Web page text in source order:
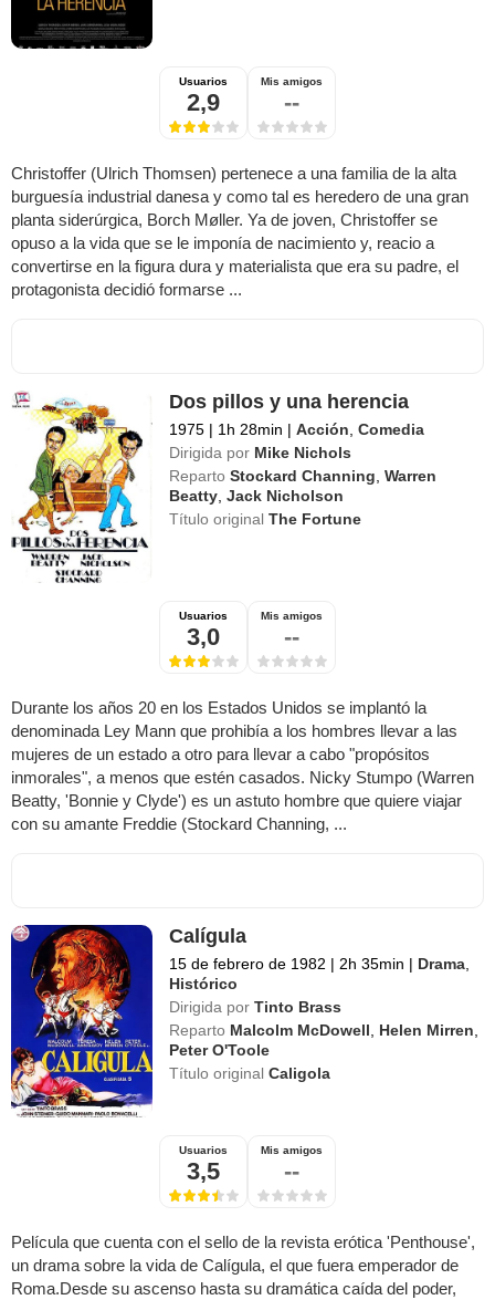
Usuarios
2,9
Mis amigos
--
Christoffer (Ulrich Thomsen) pertenece a una familia de la alta
burguesía industrial danesa y como tal es heredero de una gran
planta siderúrgica, Borch Møller. Ya de joven, Christoffer se
opuso a la vida que se le imponía de nacimiento y, reacio a
convertirse en la figura dura y materialista que era su padre, el
protagonista decidió formarse ...
Dos pillos y una herencia
1975 | 1h 28min | Acción ,Comedia
Dirigida por Mike Nichols
Reparto Stockard Channing ,Warren
Beatty ,Jack Nicholson
Título originalThe Fortune
Usuarios
3,0
Mis amigos
--
Durante los años 20 en los Estados Unidos se implantó la
denominada Ley Mann que prohibía a los hombres llevar a las
mujeres de un estado a otro para llevar a cabo "propósitos
inmorales", a menos que estén casados. Nicky Stumpo (Warren
Beatty, 'Bonnie y Clyde') es un astuto hombre que quiere viajar
con su amante Freddie (Stockard Channing, ...
Calígula
15 de febrero de 1982 | 2h 35min | Drama
Histórico
Dirigida por Tinto Brass
Reparto Malcolm McDowell Helen Mirren
Peter O'Toole
Título originalCaligola
Usuarios
3,5
Mis amigos
--
Película que cuenta con el sello de la revista erótica 'Penthouse',
un drama sobre la vida de Calígula, el que fuera emperador de
Roma.Desde su ascenso hasta su dramática caída del poder,